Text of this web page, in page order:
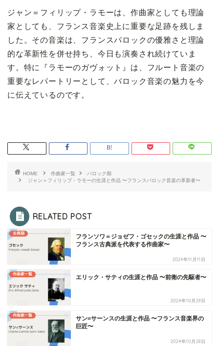
ジャン＝フィリップ・ラモーは、作曲家としても理論
家としても、フランス音楽史上に重要な足跡を残しま
した。その音楽は、フランスバロックの優雅さと理論
的な革新性を併せ持ち、今日も演奏され続けていま
す。特に『ラモーのガヴォット』は、フルート音楽の
重要なレパートリーとして、バロック音楽の魅力を今
に伝えているのです。
HOME 作曲家一覧
バロック期
ジャン＝フィリップ・ラモーの生涯と作品 〜フランスバロック音楽の革新者〜
RELATED POST
古典期
フランソワ＝ジョゼフ・ゴセックの生涯と作品 〜
フランス古典派を代表する作曲家〜
2024年11月11日
作曲家一覧 エリック・サティの生涯と作品 〜前衛の先駆者〜
2024年10月29日
作曲家一覧
サン=サーンスの生涯と作品 〜フランス音楽界の
巨匠〜
2024年10月28日